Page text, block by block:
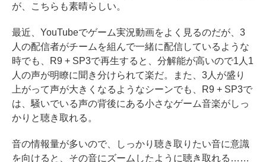
が、こちらも素晴らしい。
最近、YouTubeでゲーム実況動画をよく見るのだが、3
人の配信者がチームを組んで一緒に配信しているような
時でも、R9 + SP3で再生すると、分解能が高いので1人1
人の声が明瞭に聞き分けられて楽だ。また、3人が盛り
上がって声が大きくなるようなシーンでも、R9 + SP3で
は、騒いでいる声の背後にある小さなゲーム音楽がしっ
かりと聴き取れる。
音の情報量が多いので、しっかり聴き取りたい音に意識
を向けると、その音にズームしたように聴き取れる……